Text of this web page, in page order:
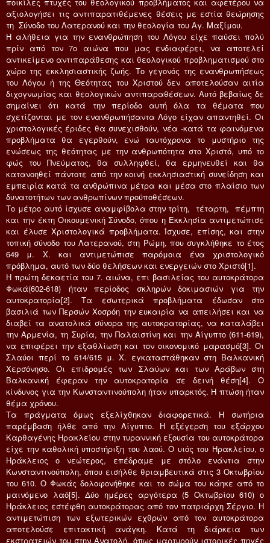
αξιολογήσει τις αντιπαρατιθέμενες θέσεις με εστία θεώρησης
τη Σύνοδο του Λατερανού και την θεολογία του Αγ. Μαξίμου.
Η αλήθεια για την ενανθρώπηση του Λόγου είχε παύσει πολύ
πρίν από τον 7ο αιώνα που μας ενδιαφέρει, να αποτελεί
αντικείμενο αντιπαράθεσης και θεολογικού προβληματισμού στο
χώρο της εκκλησιαστικής ζωής. Το γεγονός της ενανθρωπήσεως
του Λόγου ή της Θεότητας του Χριστού δεν αποτελούσαν αιτία
διχογνωμίας και θεολογικών αντιπαραθέσεων. Αυτό βεβαίως δε
σημαίνει ότι κατά την περίοδο αυτή όλα τα θέματα που
σχετίζονται με τον ενανθρωπήσαντα Λόγο είχαν απαντηθεί. Οι
χριστολογικές έριδες θα συνεχισθούν, νέα -κατά τα φαινόμενα
προβλήματα θα εγερθούν, ενώ ταυτόχρονα το μυστήριο της
ενώσεως της θεότητας με την ανθρωπότητα στο Χριστό, υπό το
φώς του Πνεύματος, θα συλληφθεί, θα ερμηνευθεί και θα
κατανοηθεί πάντοτε από την κοινή εκκλησιαστική συνείδηση και
εμπειρία κατά τα ανθρώπινα μέτρα και μέσα στο πλαίσιο των
δυνατοτήτων των ανθρωπίνων προϋποθέσεων.
Το μέτρο αυτό ίσχυσε αναμφίβολα στην τρίτη, τέταρτη, πέμπτη
και την έκτη Οικουμενική Σύνοδο, όπου η Εκκλησία αντιμετώπισε
και έλυσε Χριστολογικά προβλήματα. Ίσχυσε, επίσης, και στην
τοπική σύνοδο του Λατερανού, στη Ρώμη, που συγκλήθηκε το έτος
649 μ. Χ. και αντιμετώπισε παρόμοια ένα χριστολογικό
πρόβλημα, αυτό των δύο θελήσεων και ενεργειών στο Χριστό[1].
Η πρώτη δεκαετία του 7. αιώνα, επι βασιλείας του αυτοκράτορα
Φωκά(602-618) ήταν περίοδος σκληρών δοκιμασιών για την
αυτοκρατορία[2]. Τα εσωτερικά προβλήματα έδωσαν στο
βασιλιά των Περσών Χοσρόη την ευκαιρία να απειλήσει και να
διαβεί τα ανατολικά σύνορα της αυτοκρατορίας, να καταλάβει
την Αρμενία, τη Συρία, την Παλαιστίνη και την Αίγυπτο (611-619),
να επιφέρει την εξαθλίωση και τον οικονομικό μαρασμό[3]. Οι
Σλαύοι περί το 614/615 μ. Χ. εγκαταστάθηκαν στη Βαλκανική
Χερσόνησο. Οι επιδρομές των Σλαύων και των Αράβων στη
Βαλκανική έφεραν την αυτοκρατορία σε δεινή θέση[4]. Ο
κίνδυνος για την Κωνσταντινούπολη ήταν υπαρκτός. Η πτώση ήταν
θέμα χρόνου.
Τα πράγματα όμως εξελίχθηκαν διαφορετικά. Η σωτήρια
παρέμβαση ήλθε από την Αίγυπτο. Η εξέγερση του εξάρχου
Καρθαγένης Ηρακλείου στην τυραννική εξουσία του αυτοκράτορα
είχε την καθολική υποστήριξη του λαού. Ο υιός του Ηρακλείου, ο
Ηράκλειος ο νεώτερος, επέδραμε με στόλο ενάντια στην
Κωνσταντινούπολη, όπου εισήλθε θριαμβευτικά στις 3 Οκτωβρίου
του 610. Ο Φωκάς δολοφονήθηκε και το σώμα του κάηκε από το
μαινόμενο λαό[5]. Δύο ημέρες αργότερα (5 Οκτωβρίου 610) ο
Ηράκλειος εστέφθη αυτοκράτορας από τον πατριάρχη Σέργιο. Η
αντιμετώπιση των εξωτερικών εχθρών από τον αυτοκράτορα
αποτελούσε επιτακτική ανάγκη. Κατά τη διάρκεια των
εκστρατειών του στην Ανατολή, όπως μαρτυρούν ιστορικές πηγές